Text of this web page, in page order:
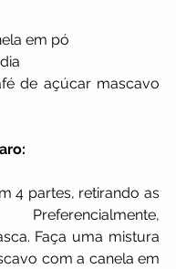
em pó
de açúcar mascavo
4 partes, retirando as
Faça uma mistura
com a canela em